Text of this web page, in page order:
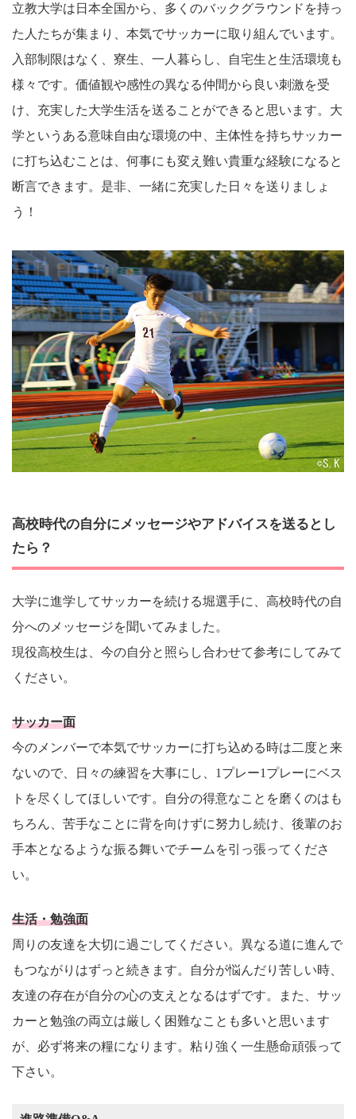
立教大学は日本全国から、多くのバックグラウンドを持っ
た人たちが集まり、本気でサッカーに取り組んでいます。
入部制限はなく、寮生、一人暮らし、自宅生と生活環境も
様々です。価値観や感性の異なる仲間から良い刺激を受
け、充実した大学生活を送ることができると思います。大
学というある意味自由な環境の中、主体性を持ちサッカー
に打ち込むことは、何事にも変え難い貴重な経験になると
断言できます。是非、一緒に充実した日々を送りましょ
う！
高校時代の自分にメッセージやアドバイスを送るとし
たら？
大学に進学してサッカーを続ける堀選手に、高校時代の自
分へのメッセージを聞いてみました。
現役高校生は、今の自分と照らし合わせて参考にしてみて
ください。
サッカー面
今のメンバーで本気でサッカーに打ち込める時は二度と来
ないので、日々の練習を大事にし、1プレー1プレーにベス
トを尽くしてほしいです。自分の得意なことを磨くのはも
ちろん、苦手なことに背を向けずに努力し続け、後輩のお
手本となるような振る舞いでチームを引っ張ってくださ
い。
生活・勉強面
周りの友達を大切に過ごしてください。異なる道に進んで
もつながりはずっと続きます。自分が悩んだり苦しい時、
友達の存在が自分の心の支えとなるはずです。また、サッ
カーと勉強の両立は厳しく困難なことも多いと思います
が、必ず将来の糧になります。粘り強く一生懸命頑張って
下さい。